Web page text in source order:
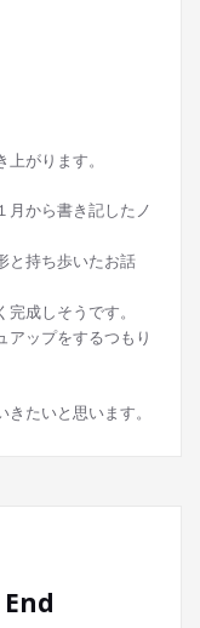
がります。
月から書き記したノ
と持ち歩いたお話
成しそうです。
アップをするつもり
たいと思います。